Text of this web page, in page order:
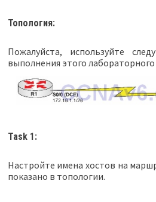
Топология:
Пожалуйста, используйте
выполнения этого
Task 1:
Настройте имена хостов на
показано в топологии.